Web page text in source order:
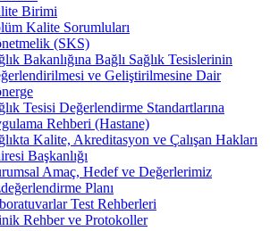
Birimi
Kalite Sorumluları
(SKS)
Bakanlığına Bağlı Sağlık Tesislerinin
ve Geliştirilmesine Dair
Tesisi Değerlendirme Standartlarına
Rehberi (Hastane)
Kalite, Akreditasyon ve Çalışan Hakları
Başkanlığı
Amaç, Hedef ve Değerlerimiz
Planı
Test Rehberleri
Rehber ve Protokoller